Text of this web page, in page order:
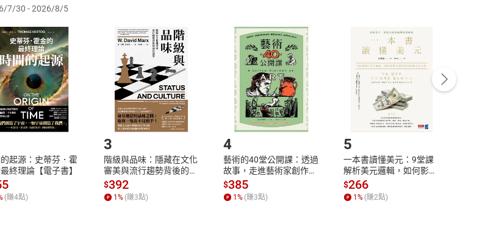
即代表知悉本店鋪所銷售之商品為電子書，屬非以有形媒介提供之數位內容，消費者同意若訂購後
求退貨退款。
理退貨時，請登入樂天市場，並於「我的訂單」中點選「瀏覽訂單明細」
「申請取消訂單/ 退
行審核，待審核通過後將為您辦理退款事宜。
單為單位進行取消/退貨，恕無法以單支商品取消/退貨。
放入購物車
Shopping cart
登入帳號
Login
付款方式
Payment
完成訂單
Complete
？
Step2.登入帳號，下載書籍後看書
7/30 - 2026/8/5
起源：史蒂芬．霍
終理論【電子書】
(賺4點)
3
階級與品味：隱藏在文化
審美與流行趨勢背後的地
位渴望【電子書】
$392
1 % (賺3點)
4
藝術的40堂公開課：透過
故事，走進藝術家創作現
場，看藝術如何誕生、如
何形塑人類生活【電子
書】
$385
1% (賺3點)
5
一本書讀懂美元：9堂課
解析美元邏輯，如何影響
全球經濟和每個人的投資
【電子書】
$266
1% (賺2點)